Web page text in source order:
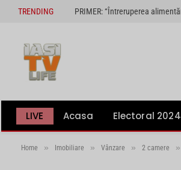
TRENDING
LIVE Acasa Electoral 2024
Home » Imobiliare » Vânzare » 2 camere »